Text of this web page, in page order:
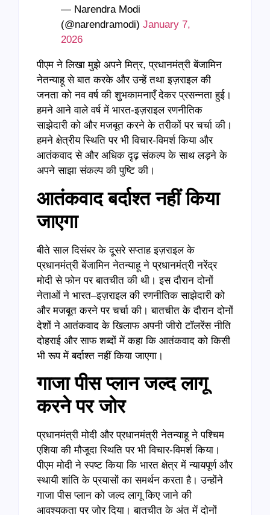
— Narendra Modi
(@narendramodi) January 7,
2026
पीएम ने लिखा मुझे अपने मित्र, प्रधानमंत्री बेंजामिन
नेतन्याहू से बात करके और उन्हें तथा इज़राइल की
जनता को नव वर्ष की शुभकामनाएँ देकर प्रसन्नता हुई।
हमने आने वाले वर्ष में भारत-इज़राइल रणनीतिक
साझेदारी को और मजबूत करने के तरीकों पर चर्चा की।
हमने क्षेत्रीय स्थिति पर भी विचार-विमर्श किया और
आतंकवाद से और अधिक दृढ़ संकल्प के साथ लड़ने के
अपने साझा संकल्प की पुष्टि की।
आतंकवाद बर्दाश्त नहीं किया
जाएगा
बीते साल दिसंबर के दूसरे सप्ताह इज़राइल के
प्रधानमंत्री बेंजामिन नेतन्याहू ने प्रधानमंत्री नरेंद्र
मोदी से फोन पर बातचीत की थी। इस दौरान दोनों
नेताओं ने भारत–इज़राइल की रणनीतिक साझेदारी को
और मजबूत करने पर चर्चा की। बातचीत के दौरान दोनों
देशों ने आतंकवाद के खिलाफ अपनी जीरो टॉलरेंस नीति
दोहराई और साफ शब्दों में कहा कि आतंकवाद को किसी
भी रूप में बर्दाश्त नहीं किया जाएगा।
गाजा पीस प्लान जल्द लागू
करने पर जोर
प्रधानमंत्री मोदी और प्रधानमंत्री नेतन्याहू ने पश्चिम
एशिया की मौजूदा स्थिति पर भी विचार-विमर्श किया।
पीएम मोदी ने स्पष्ट किया कि भारत क्षेत्र में न्यायपूर्ण और
स्थायी शांति के प्रयासों का समर्थन करता है। उन्होंने
गाजा पीस प्लान को जल्द लागू किए जाने की
आवश्यकता पर जोर दिया। बातचीत के अंत में दोनों